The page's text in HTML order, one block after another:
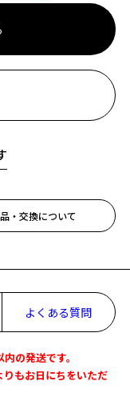
・交換について
よくある質問
の発送です。
もお日にちをいただ